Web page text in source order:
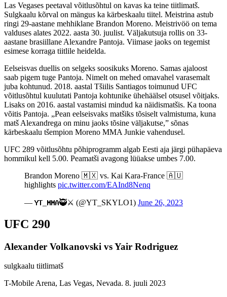
Las Vegases peetaval võitlusõhtul on kavas ka teine tiitlimatš.
Sulgkaalu kõrval on mängus ka kärbeskaalu tiitel. Meistrina astub
ringi 29-aastane mehhiklane Brandon Moreno. Meistrivöö on tema
valduses alates 2022. aasta 30. juulist. Väljakutsuja rollis on 33-
aastane brasiillane Alexandre Pantoja. Viimase jaoks on tegemist
esimese korraga tiitlile heidelda.
Eelseisvas duellis on selgeks soosikuks Moreno. Samas ajaloost
saab pigem tuge Pantoja. Nimelt on mehed omavahel varasemalt
juba kohtunud. 2018. aastal Tšiilis Santiagos toimunud UFC
võitlusõhtul kuulutati Pantoja kohtunike ühehäälsel otsusel võitjaks.
Lisaks on 2016. aastal vastamisi mindud ka näidismatšis. Ka toona
võitis Pantoja. „Pean eelseisvaks matšiks tõsiselt valmistuma, kuna
matš Alexandrega on minu jaoks tõsine väljakutse,” sõnas
kärbeskaalu tšempion Moreno MMA Junkie vahendusel.
UFC 289 võitlusõhtu põhiprogramm algab Eesti aja järgi pühapäeva
hommikul kell 5.00. Peamatši avagong lüüakse umbes 7.00.
Brandon Moreno 🇲🇽 vs. Kai Kara-France 🇦🇺
highlights pic.twitter.com/EAInd8Nenq
— 𝐘𝐓_𝐌𝐌𝐀🥷⚔️ (@YT_SKYLO1) June 26, 2023
UFC 290
Alexander Volkanovski vs Yair Rodriguez
sulgkaalu tiitlimatš
T-Mobile Arena, Las Vegas, Nevada. 8. juuli 2023